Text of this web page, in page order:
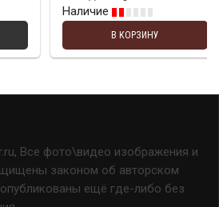
Наличие
В КОРЗИНУ
Все фото\видео изображения и
законом об авторском
ещё где-либо без